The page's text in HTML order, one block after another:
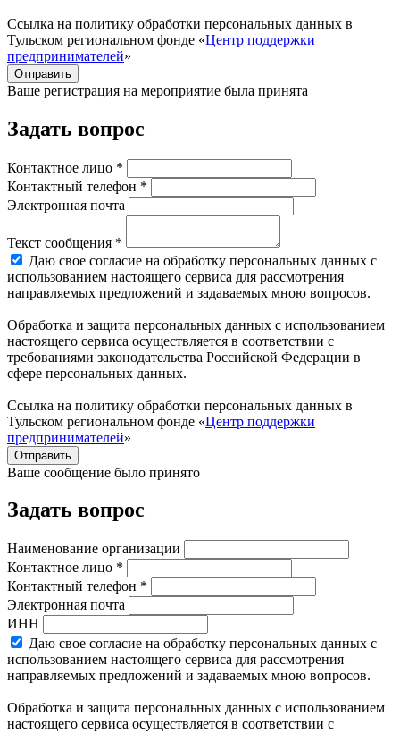
Ссылка на политику обработки персональных данных в
Тульском региональном фонде «Центр поддержки
предпринимателей»
Отправить
Ваше регистрация на мероприятие была принята
Задать вопрос
Контактное лицо *
Контактный телефон *
Электронная почта
Текст сообщения *
Даю свое согласие на обработку персональных данных с
использованием настоящего сервиса для рассмотрения
направляемых предложений и задаваемых мною вопросов.
Обработка и защита персональных данных с использованием
настоящего сервиса осуществляется в соответствии с
требованиями законодательства Российской Федерации в
сфере персональных данных.
Ссылка на политику обработки персональных данных в
Тульском региональном фонде «Центр поддержки
предпринимателей»
Отправить
Ваше сообщение было принято
Задать вопрос
Наименование организации
Контактное лицо *
Контактный телефон *
Электронная почта
ИНН
Даю свое согласие на обработку персональных данных с
использованием настоящего сервиса для рассмотрения
направляемых предложений и задаваемых мною вопросов.
Обработка и защита персональных данных с использованием
настоящего сервиса осуществляется в соответствии с